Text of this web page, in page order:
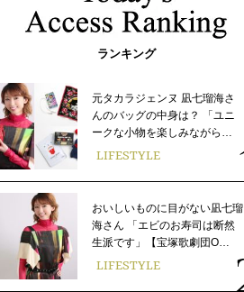
ランキング
元タカラジェンヌ 凪七瑠海さ
んのバッグの中身は？ 「ユニ
ークな小物を楽しみながら…
LIFESTYLE
おいしいものに目がない凪七瑠
海さん 「エビのお寿司は断然
生派です」【宝塚歌劇団O…
LIFESTYLE